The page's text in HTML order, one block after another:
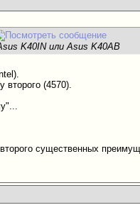
K40IN или Asus K40AB
(4570).
существенных